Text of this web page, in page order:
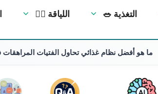
🏋️‍♀️ اللياقة 🥗 التغذية
ما هو أفضل نظام غذائي تحاول الفتيات